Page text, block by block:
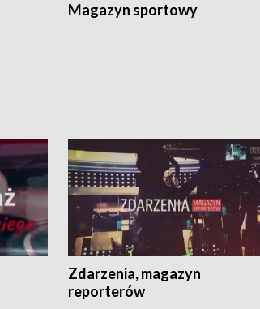
Magazyn sportowy
Zdarzenia, magazyn
reporterów